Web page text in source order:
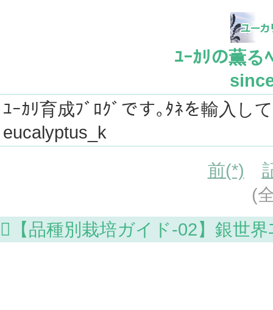
ﾕｰｶﾘの薫る
ﾕｰｶﾘ育成ﾌﾞﾛｸﾞです｡ﾀﾈを輸入し
eucalyptus_k
前(*)
(
【品種別栽培ガイド-02】銀世